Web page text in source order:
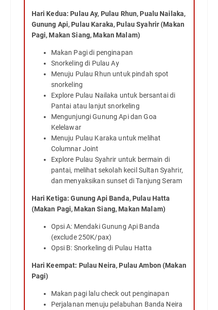
Hari Kedua: Pulau Ay, Pulau Rhun, Pualu Nailaka,
Gunung Api, Pulau Karaka, Pulau Syahrir (Makan
Pagi, Makan Siang, Makan Malam)
Makan Pagi di penginapan
Snorkeling di Pulau Ay
Menuju Pulau Rhun untuk pindah spot
snorkeling
Explore Pulau Nailaka untuk bersantai di
Pantai atau lanjut snorkeling
Mengunjungi Gunung Api dan Goa
Kelelawar
Menuju Pulau Karaka untuk melihat
Columnar Joint
Explore Pulau Syahrir untuk bermain di
pantai, melihat sekolah kecil Sultan Syahrir,
dan menyaksikan sunset di Tanjung Seram
Hari Ketiga: Gunung Api Banda, Pulau Hatta
(Makan Pagi, Makan Siang, Makan Malam)
Opsi A: Mendaki Gunung Api Banda
(exclude 250K/pax)
Opsi B: Snorkeling di Pulau Hatta
Hari Keempat: Pulau Neira, Pulau Ambon (Makan
Pagi)
Makan pagi lalu check out penginapan
Perjalanan menuju pelabuhan Banda Neira